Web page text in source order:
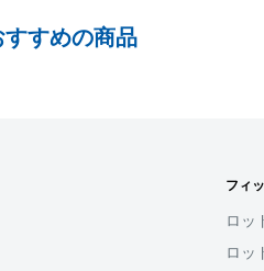
払い時、PayPayの残高不足にてお支
続きをいただきますようお願いいた
フォン・タブレットを使ってご注文
にてメールアドレスと携帯電話番
ございましたら7営業日以内にお届
出荷が遅れる場合はメールでご連
すめの商品
フィ
ロッ
ロッ